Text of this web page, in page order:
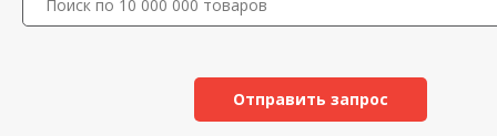
Отправить запрос